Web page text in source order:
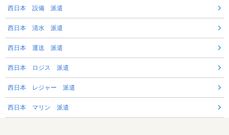
西日本 設備 派遣
西日本 清水 派遣
西日本 運送 派遣
西日本 ロジス 派遣
西日本 レジャー 派遣
西日本 マリン 派遣